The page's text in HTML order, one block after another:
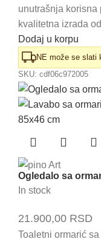
unutrašnja korisna
kvalitetna izrada
Dodaj u korpu
NE može se slati
SKU: cdf06c972005
Ogledalo sa
In stock
21.900,00 RSD
Toaletni ormarić